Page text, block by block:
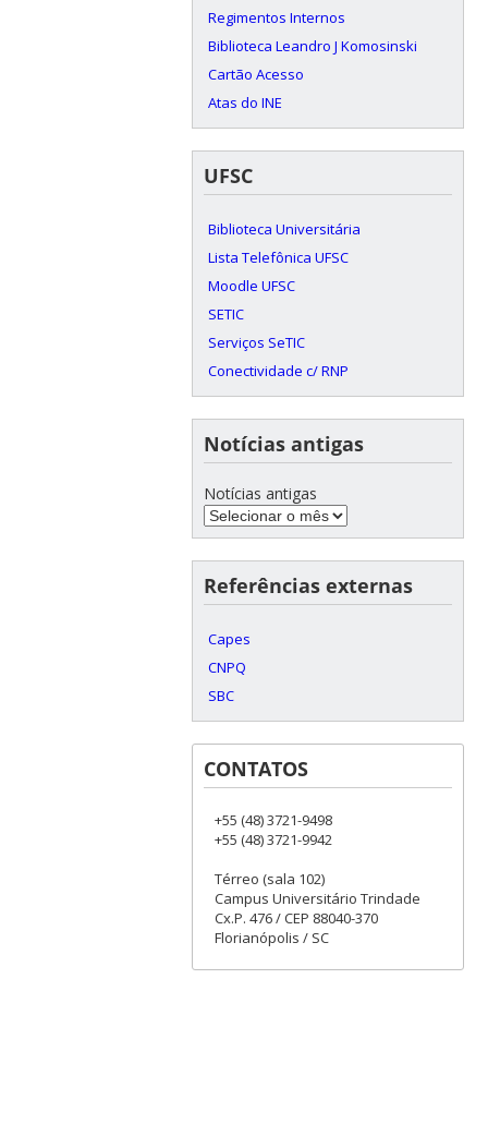
Regimentos Internos
Biblioteca Leandro J Komosinski
Cartão Acesso
Atas do INE
UFSC
Biblioteca Universitária
Lista Telefônica UFSC
Moodle UFSC
SETIC
Serviços SeTIC
Conectividade c/ RNP
Notícias antigas
Notícias antigas
Referências externas
Capes
CNPQ
SBC
CONTATOS
+55 (48) 3721-9498
+55 (48) 3721-9942
Térreo (sala 102)
Campus Universitário Trindade
Cx.P. 476 / CEP 88040-370
Florianópolis / SC